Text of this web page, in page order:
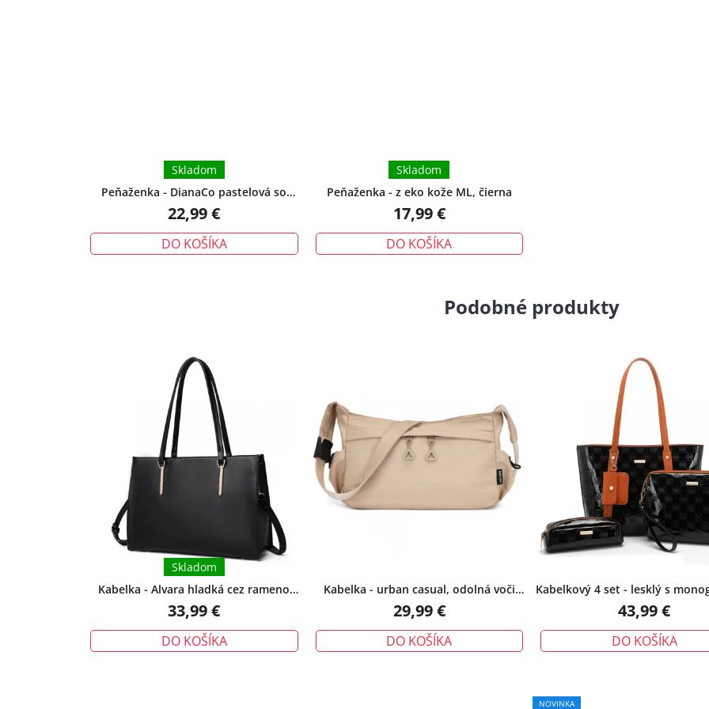
Peňaženka - DianaCo pastelová so
zipsom ružová
Skladom
22,99 €
DO KOŠÍKA
Peňaženka - z eko kože ML, čierna
Skladom
17,99 €
DO KOŠÍKA
Podobné produkty
Kabelka - Alvara hladká cez rameno
čierna
Skladom
33,99 €
DO KOŠÍKA
Kabelka - urban casual, odolná voči
vode, khaki
29,99 €
DO KOŠÍKA
Kabelkový 4 set - lesklý s
čierny
43,99 €
DO KOŠÍKA
NOVINKA